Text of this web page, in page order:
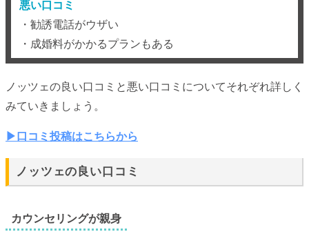
悪い口コミ
・勧誘電話がウザい
・成婚料がかかるプランもある
ノッツェの良い口コミと悪い口コミについてそれぞれ詳しく
みていきましょう。
▶︎口コミ投稿はこちらから
ノッツェの良い口コミ
カウンセリングが親身